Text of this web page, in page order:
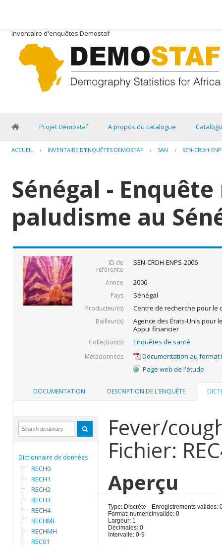
Inventaire d'enquêtes Demostaf
Projet Demostaf A propos du catalogue
ACCUEIL › INVENTAIRE D'ENQUÊTES DEMOSTAF › SAN › SEN-CRDH-
Sénégal -
paludisme au
ID de
référence
SEN-CRDH-ENPS-2006
Année 2006
Pays Sénégal
Producteur(s) Centre de recherche pour le
Bailleur(s)
Agence des États-Unis pour
Appui financier
Collection(s) Enquêtes de santé
Métadonnées
Documentation au format
Page web de l'étude
DOCUMENTATION DESCRIPTION DE L'ENQUÊTE
Dictionnaire de données
RECH0
RECH1
RECH2
RECH3
RECH4
RECHML
RECHMH
REC01
Fever/
Fichier:
Aperçu
Type: Discrète
Format: numeric
Largeur: 1
Décimales: 0
Intervalle: 0-9
Enregistrements valides:
Invalide: 0